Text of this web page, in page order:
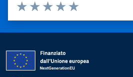
Valuta 5 stelle su 5
Valuta 4 stelle su 5
Valuta 3 stelle su 5
Valuta 2 stelle su 5
Valuta 1 stelle su 5